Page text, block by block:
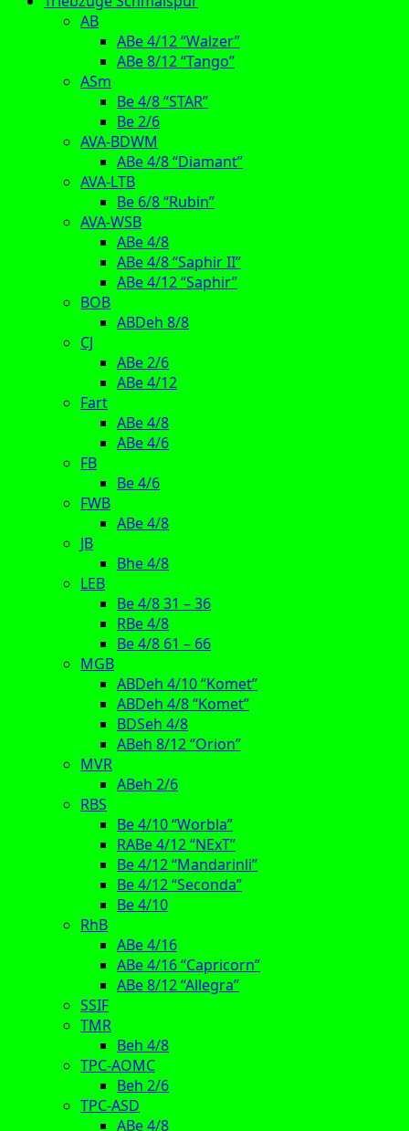
AB
ABe 4/12 “Walzer”
ABe 8/12 “Tango”
ASm
Be 4/8 “STAR”
Be 2/6
AVA-BDWM
ABe 4/8 “Diamant”
AVA-LTB
Be 6/8 “Rubin”
AVA-WSB
ABe 4/8
ABe 4/8 “Saphir II”
ABe 4/12 “Saphir”
BOB
ABDeh 8/8
CJ
ABe 2/6
ABe 4/12
Fart
ABe 4/8
ABe 4/6
FB
Be 4/6
FWB
ABe 4/8
JB
Bhe 4/8
LEB
Be 4/8 31 – 36
RBe 4/8
Be 4/8 61 – 66
MGB
ABDeh 4/10 “Komet”
ABDeh 4/8 “Komet”
BDSeh 4/8
ABeh 8/12 “Orion”
MVR
ABeh 2/6
RBS
Be 4/10 “Worbla”
RABe 4/12 “NExT”
Be 4/12 “Mandarinli”
Be 4/12 “Seconda”
Be 4/10
RhB
ABe 4/16
ABe 4/16 “Capricorn”
ABe 8/12 “Allegra”
SSIF
TMR
Beh 4/8
TPC-AOMC
Beh 2/6
TPC-ASD
ABe 4/8